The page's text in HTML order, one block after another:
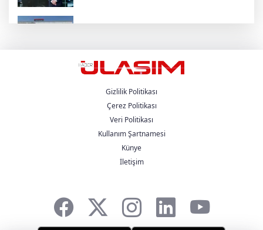
UND Genişletilmiş Yönetim Kurulu
Sponsorluğunda Kayseri’de Gerçekleştirildi
Metro Turizm’in Premium Tercihi Neoplan
Skyliner Oldu
Mercedes-Benz Türk Dijital Hizmetleriyle
Gizlilik Politikası
Çerez Politikası
Veri Politikası
Kullanım Şartnamesi
Künye
İletişim